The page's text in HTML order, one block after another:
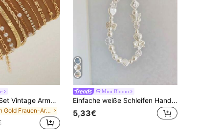
Cravure 12er Set Vintage Armbänder mit flacher Schlangenkette, Boxkette, Perlen, Twist, Strass, Cut Out Herz und Wellenkette, Punk-Metallschmuck für Damen
in Gold Frauen-Armband-Sets
Mini Bloom
Einfache weiße Schleifen Handyketten-Anhänger, praktischer Gurt geeignet für alle Handy, Kameras, diagonal, Handgelenk und Handschlaufe, Anti-Verlust und Anti-Sturz für Frauen als Geschenk für Mutter, Familie, Freunde, Geburtstag, Feiertag Handy Anhänger, Handykette
5,33€